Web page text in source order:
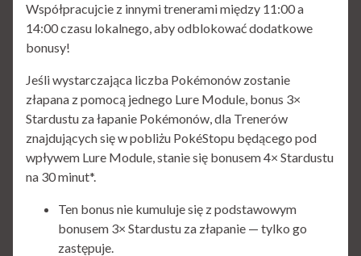
Współpracujcie z innymi trenerami między 11:00 a
14:00 czasu lokalnego, aby odblokować dodatkowe
bonusy!
Jeśli wystarczająca liczba Pokémonów zostanie
złapana z pomocą jednego Lure Module, bonus 3×
Stardustu za łapanie Pokémonów, dla Trenerów
znajdujących się w pobliżu PokéStopu będącego pod
wpływem Lure Module, stanie się bonusem 4× Stardustu
na 30 minut*.
Ten bonus nie kumuluje się z podstawowym
bonusem 3× Stardustu za złapanie — tylko go
zastępuje.